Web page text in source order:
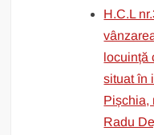
H.C.L
locuință
situat în
Pișchia,
Radu